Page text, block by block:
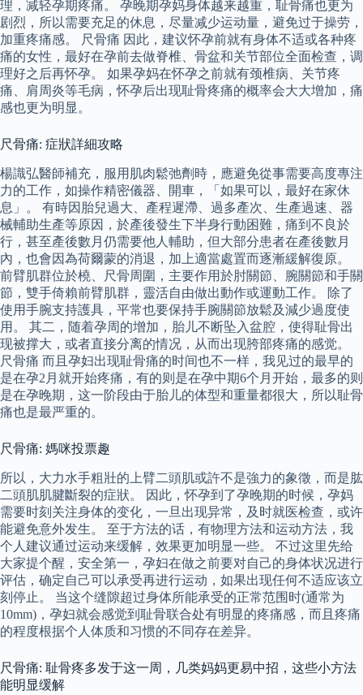
理，减轻孕期疼痛。 孕晚期孕妈身体越来越重，耻骨痛也更为
剧烈，所以需要充足的休息，尽量减少运动量，避免过于操劳，
加重疼痛感。 尺骨痛 因此，建议怀孕前就有身体不适或各种疼
痛的女性，最好在孕前去做脊椎、骨盆和关节部位全面检查，调
理好之后再怀孕。 如果孕妈在怀孕之前就有颈椎病、关节疼
痛、肩周炎等毛病，怀孕后出现耻骨疼痛的概率会大大增加，痛
感也更为明显。
尺骨痛: 症狀詳細攻略
楊識弘醫師補充，服用肌肉鬆弛劑時，應避免從事需要高度專注
力的工作，如操作精密儀器、開車，「如果可以，最好在家休
息」。 有時因胎兒過大、產程遲滯、過多產次、生產過速、器
械輔助生產等原因，於產後發生下半身行動困難，痛到不良於
行，甚至產後數月仍需要他人輔助，但大部分患者在產後數月
內，也會因為荷爾蒙的消退，加上適當處置而逐漸緩解復原。
前臂肌群位於橈、尺骨周圍，主要作用於肘關節、腕關節和手關
節，雙手倚賴前臂肌群，靈活自由做出動作或運動工作。 除了
使用手腕支持護具，平常也要保持手腕關節放鬆及減少過度使
用。 其二，随着孕周的增加，胎儿不断坠入盆腔，使得耻骨出
现被撑大，或者直接分离的情况，从而出现胯部疼痛的感觉。
尺骨痛 而且孕妇出现耻骨痛的时间也不一样，我见过的最早的
是在孕2月就开始疼痛，有的则是在孕中期6个月开始，最多的则
是在孕晚期，这一阶段由于胎儿的体型和重量都很大，所以耻骨
痛也是最严重的。
尺骨痛: 媽咪投票趣
所以，大力水手粗壯的上臂二頭肌或許不是強力的象徵，而是肱
二頭肌肌腱斷裂的症狀。 因此，怀孕到了孕晚期的时候，孕妈
需要时刻关注身体的变化，一旦出现异常，及时就医检查，或许
能避免意外发生。 至于方法的话，有物理方法和运动方法，我
个人建议通过运动来缓解，效果更加明显一些。 不过这里先给
大家提个醒，安全第一，孕妇在做之前要对自己的身体状况进行
评估，确定自己可以承受再进行运动，如果出现任何不适应该立
刻停止。 当这个缝隙超过身体所能承受的正常范围时(通常为
10mm)，孕妇就会感觉到耻骨联合处有明显的疼痛感，而且疼痛
的程度根据个人体质和习惯的不同存在差异。
尺骨痛: 耻骨疼多发于这一周，几类妈妈更易中招，这些小方法
能明显缓解